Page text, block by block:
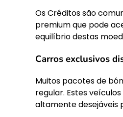
Os Créditos são
premium que pode
equilíbrio destas
Carros exclusivos
Muitos pacotes de
regular. Estes
altamente desejáveis